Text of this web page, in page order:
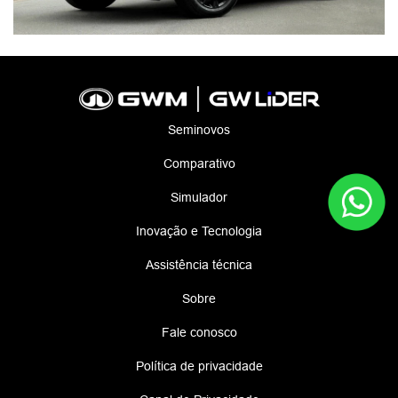
Seminovos
Comparativo
Simulador
Inovação e Tecnologia
Assistência técnica
Sobre
Fale conosco
Política de privacidade